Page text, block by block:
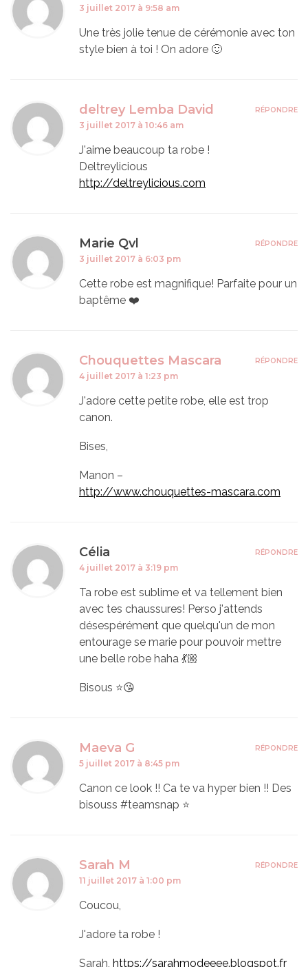
3 juillet 2017 à 9:58 am
Une très jolie tenue de cérémonie avec ton
style bien à toi ! On adore 🙂
deltrey Lemba David
3 juillet 2017 à 10:46 am
J'aime beaucoup ta robe !
Deltreylicious
http://deltreylicious.com
RÉPONDRE
Marie Qvl
3 juillet 2017 à 6:03 pm
Cette robe est magnifique! Parfaite pour un
baptême ❤️
RÉPONDRE
Chouquettes Mascara
4 juillet 2017 à 1:23 pm
J'adore cette petite robe, elle est trop
canon.
Bises,
Manon –
http://www.chouquettes-mascara.com
RÉPONDRE
Célia
4 juillet 2017 à 3:19 pm
Ta robe est sublime et va tellement bien
avec tes chaussures! Perso j'attends
désespérément que quelqu'un de mon
entourage se marie pour pouvoir mettre
une belle robe haha 💃🏼
Bisous ⭐️😘
RÉPONDRE
Maeva G
5 juillet 2017 à 8:45 pm
Canon ce look !! Ca te va hyper bien !! Des
bisouss #teamsnap ⭐️
RÉPONDRE
Sarah M
11 juillet 2017 à 1:00 pm
Coucou,
J'adore ta robe !
Sarah, https://sarahmodeeee.blogspot.fr
RÉPONDRE